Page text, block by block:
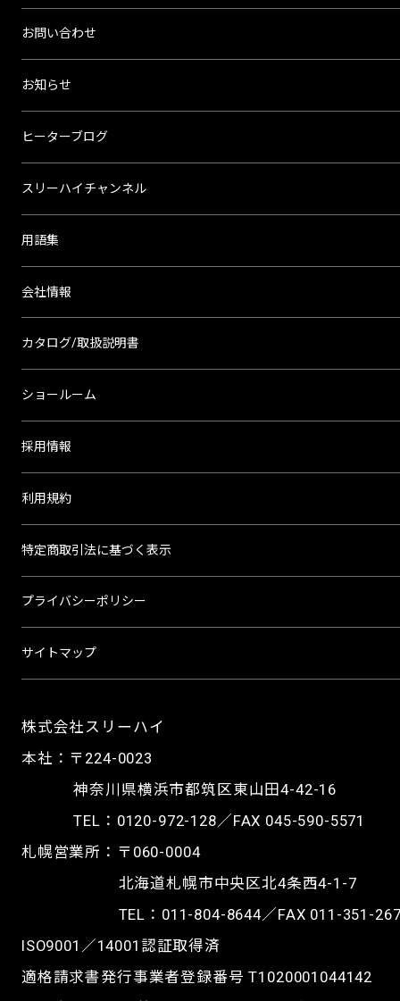
株式会社スリーハイ
本社：〒224-0023
神奈川県横浜市都筑区東山田4-42-16
TEL： 0120-972-128／FAX 045-590-5571
札幌営業所：〒060-0004
北海道札幌市中央区北4条西4-1-7
TEL： 011-804-8644／FAX 011-351-
ISO9001／14001認証取得済
適格請求書発行事業者登録番号 T1020001044142
お問い合わせ
お知らせ
ヒーターブログ
スリーハイチャンネル
用語集
会社情報
カタログ/取扱説明書
ショールーム
採用情報
利用規約
特定商取引法に基づく表示
プライバシーポリシー
サイトマップ